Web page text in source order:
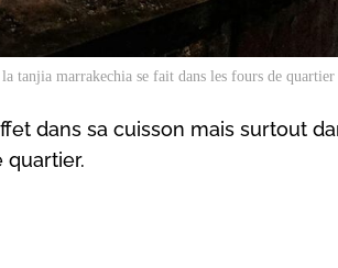
tanjia marrakechia se fait dans les fours de quartier
dans sa cuisson mais surtout
quartier.